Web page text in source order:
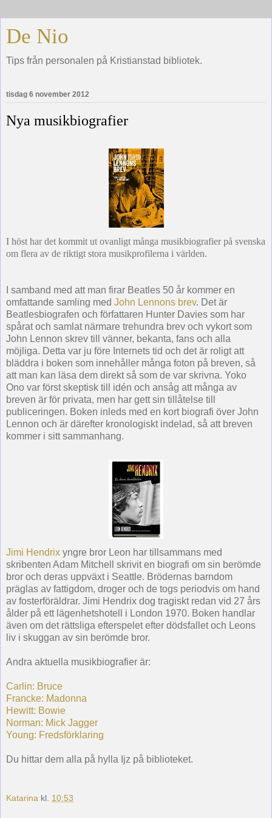
De Nio
Tips från personalen på Kristianstad bibliotek.
tisdag 6 november 2012
Nya musikbiografier
I höst har det kommit ut ovanligt många musikbiografier på svenska
om flera av de riktigt stora musikprofilerna i världen.
I samband med att man firar Beatles 50 år kommer en
omfattande samling med John Lennons brev. Det är
Beatlesbiografen och författaren Hunter Davies som har
spårat och samlat närmare trehundra brev och vykort som
John Lennon skrev till vänner, bekanta, fans och alla
möjliga. Detta var ju före Internets tid och det är roligt att
bläddra i boken som innehåller många foton på breven, så
att man kan läsa dem direkt så som de var skrivna. Yoko
Ono var först skeptisk till idén och ansåg att många av
breven är för privata, men har gett sin tillåtelse till
publiceringen. Boken inleds med en kort biografi över John
Lennon och är därefter kronologiskt indelad, så att breven
kommer i sitt sammanhang.
Jimi Hendrix yngre bror Leon har tillsammans med
skribenten Adam Mitchell skrivit en biografi om sin berömde
bror och deras uppväxt i Seattle. Brödernas barndom
präglas av fattigdom, droger och de togs periodvis om hand
av fosterföräldrar. Jimi Hendrix dog tragiskt redan vid 27 års
ålder på ett lägenhetshotell i London 1970. Boken handlar
även om det rättsliga efterspelet efter dödsfallet och Leons
liv i skuggan av sin berömde bror.
Andra aktuella musikbiografier är:
Carlin: Bruce
Francke: Madonna
Hewitt: Bowie
Norman: Mick Jagger
Young: Fredsförklaring
Du hittar dem alla på hylla Ijz på biblioteket.
Katarina kl. 10:53